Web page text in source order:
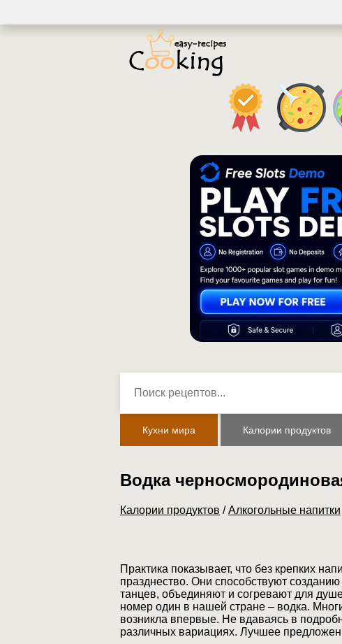
Кухни мира Калории продуктов
Водка
Калории продуктов /Алкогольные напитки
Практика показывает, что без крепких
празднество. Они способствуют
танцев, объединяют и согревают для
номер один в нашей стране – водка.
возникла впервые. Не вдаваясь в
различных вариациях. Лучшее